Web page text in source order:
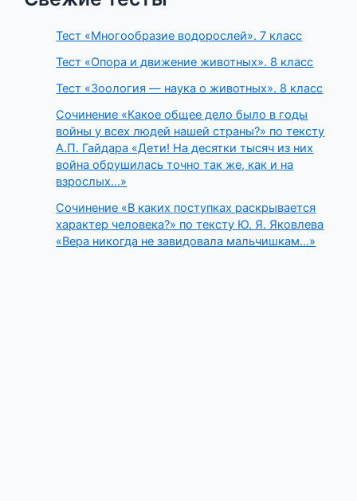
Тест «Многообразие водорослей». 7 класс
Тест «Опора и движение животных». 8 класс
Тест «Зоология — наука о животных». 8 класс
Сочинение «Какое общее дело было в годы
войны у всех людей нашей страны?» по тексту
А.П. Гайдара «Дети! На десятки тысяч из них
война обрушилась точно так же, как и на
взрослых…»
Сочинение «В каких поступках раскрывается
характер человека?» по тексту Ю. Я. Яковлева
«Вера никогда не завидовала мальчишкам…»